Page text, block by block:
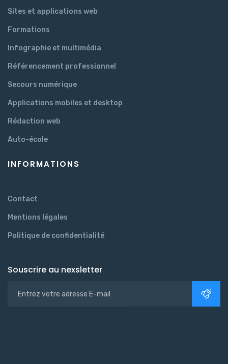
Sites et applications web
Formations
Infographie et multimédia
Référencement professionnel
Secours numérique
Applications mobiles et desktop
Rédaction web
Auto-école
INFORMATIONS
Contact
Mentions légales
Politique de confidentialité
Souscrire au nexsletter